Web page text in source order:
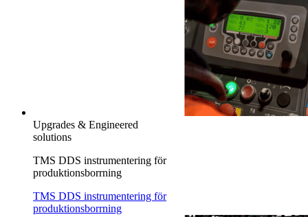
Upgrades & Engineered
solutions
TMS DDS instrumentering för
produktionsborrning
TMS DDS instrumentering för
produktionsborrning